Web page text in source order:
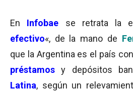
En Infobae se retrata la
efectivo«, de la mano de
que la Argentina es el país con
préstamos y depósitos
Latina, según un